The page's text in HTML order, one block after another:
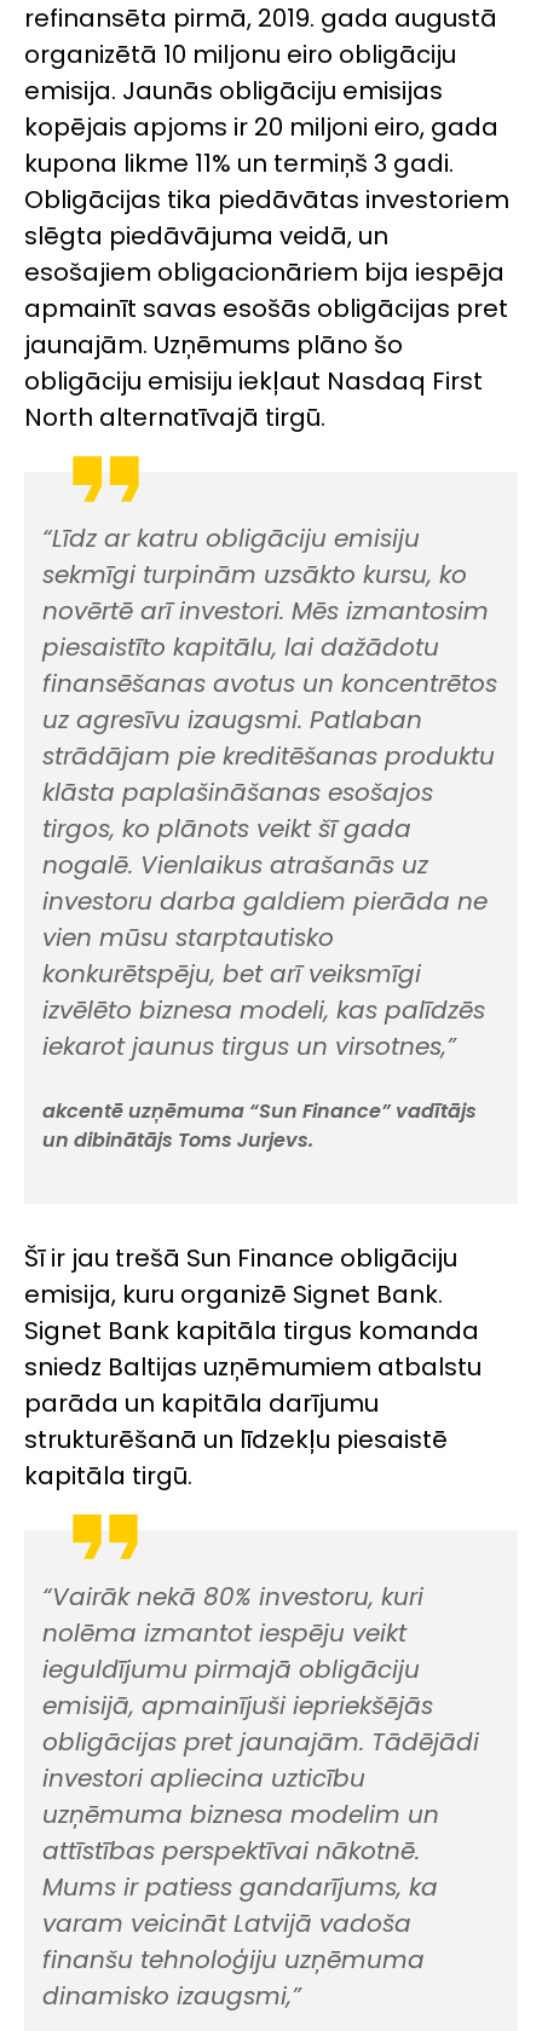
refinansēta pirmā, 2019. gada augustā
organizētā 10 miljonu eiro obligāciju
emisija. Jaunās obligāciju emisijas
kopējais apjoms ir 20 miljoni eiro, gada
kupona likme 11% un termiņš 3 gadi.
Obligācijas tika piedāvātas investoriem
slēgta piedāvājuma veidā, un
esošajiem obligacionāriem bija iespēja
apmainīt savas esošās obligācijas pret
jaunajām. Uzņēmums plāno šo
obligāciju emisiju iekļaut Nasdaq First
North alternatīvajā tirgū.
“Līdz ar katru obligāciju emisiju
sekmīgi turpinām uzsākto kursu, ko
novērtē arī investori. Mēs izmantosim
piesaistīto kapitālu, lai dažādotu
finansēšanas avotus un koncentrētos
uz agresīvu izaugsmi. Patlaban
strādājam pie kreditēšanas produktu
klāsta paplašināšanas esošajos
tirgos, ko plānots veikt šī gada
nogalē. Vienlaikus atrašanās uz
investoru darba galdiem pierāda ne
vien mūsu starptautisko
konkurētspēju, bet arī veiksmīgi
izvēlēto biznesa modeli, kas palīdzēs
iekarot jaunus tirgus un virsotnes,”
akcentē uzņēmuma “Sun Finance” vadītājs
un dibinātājs Toms Jurjevs.
Šī ir jau trešā Sun Finance obligāciju
emisija, kuru organizē Signet Bank.
Signet Bank kapitāla tirgus komanda
sniedz Baltijas uzņēmumiem atbalstu
parāda un kapitāla darījumu
strukturēšanā un līdzekļu piesaistē
kapitāla tirgū.
“Vairāk nekā 80% investoru, kuri
nolēma izmantot iespēju veikt
ieguldījumu pirmajā obligāciju
emisijā, apmainījuši iepriekšējās
obligācijas pret jaunajām. Tādējādi
investori apliecina uzticību
uzņēmuma biznesa modelim un
attīstības perspektīvai nākotnē.
Mums ir patiess gandarījums, ka
varam veicināt Latvijā vadoša
finanšu tehnoloģiju uzņēmuma
dinamisko izaugsmi,”